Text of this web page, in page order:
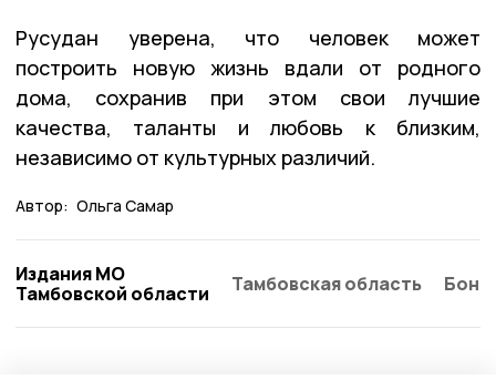
Русудан уверена, что человек может
построить новую жизнь вдали от родного
дома, сохранив при этом свои лучшие
качества, таланты и любовь к близким,
независимо от культурных различий.
Автор: Ольга Самар
Издания МО
Тамбовской области
Тамбовская область